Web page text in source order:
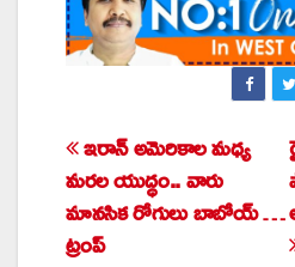
Post
navigation
ఇరాన్ అమెరికాల మధ్య
మరల యుద్ధం.. వారు
మానసిక రోగులు బాబోయ్ …
ట్రంప్